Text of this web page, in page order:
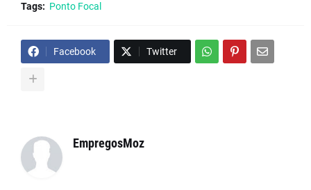
Tags: Ponto Focal
Facebook Twitter
EmpregosMoz